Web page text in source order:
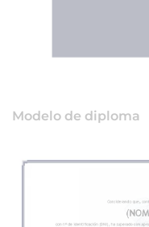
Modelo de diploma